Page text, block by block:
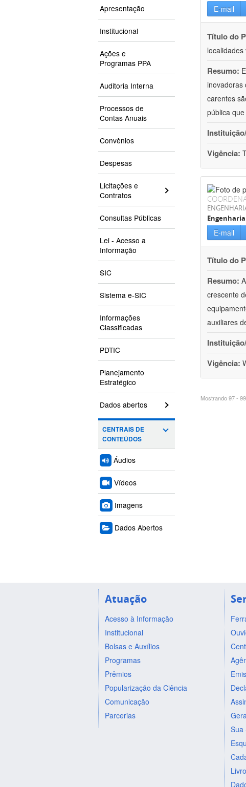
Apresentação
Institucional
Ações e
Programas PPA
Auditoria Interna
Processos de
Contas Anuais
Convênios
Despesas
Licitações e
Contratos
Consultas Públicas
Lei - Acesso a
Informação
SIC
Sistema e-SIC
Informações
Classificadas
PDTIC
Planejamento
Estratégico
Dados abertos
CENTRAIS DE
CONTEÚDOS
Áudios
Vídeos
Imagens
Dados Abertos
E-mail
Título do
Resumo:
inovadoras
carentes
pública
Vigência:
E-mail
Título do
Resumo:
crescente
auxiliares
Vigência:
Mostrando 97 -
Atuação
Acesso à Informação
Institucional
Bolsas e Auxílios
Programas
Prêmios
Popularização da Ciência
Comunicação
Parcerias
Sua